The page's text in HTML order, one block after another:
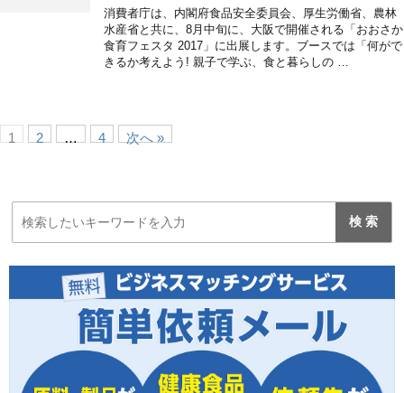
消費者庁は、内閣府食品安全委員会、厚生労働省、農林
水産省と共に、8月中旬に、大阪で開催される「おおさか
食育フェスタ 2017」に出展します。ブースでは「何がで
きるか考えよう! 親子で学ぶ、食と暮らしの …
1 2 … 4 次へ »